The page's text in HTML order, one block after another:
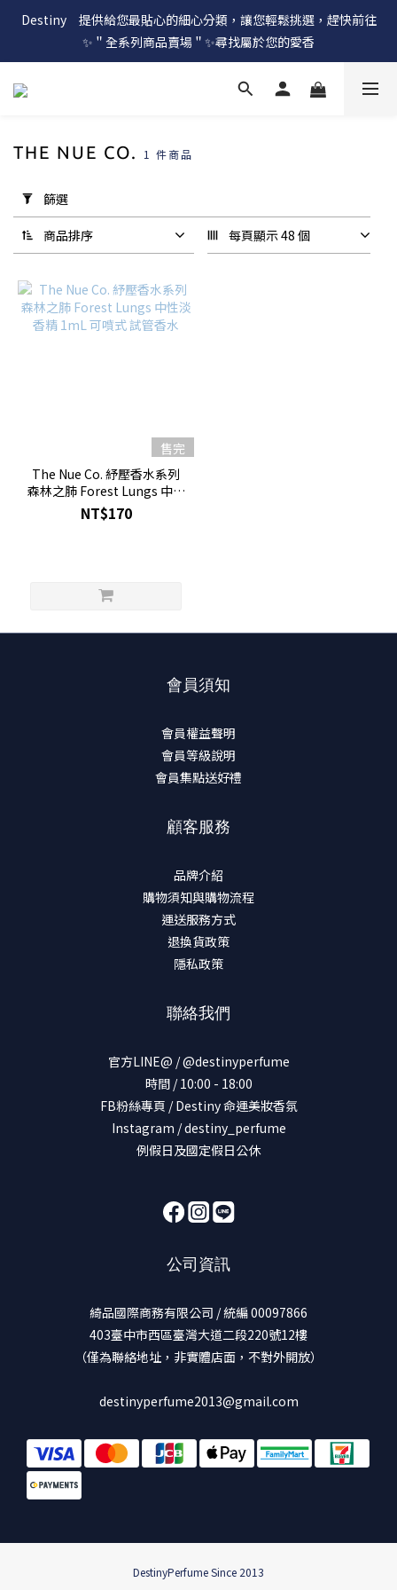
Destiny　提供給您最貼心的細心分類，讓您輕鬆挑選，趕快前往
✨＂全系列商品賣場＂✨尋找屬於您的愛香
用
篩
選
(0/20)
價格
(NT$)
THE NUE CO. 1 件商品
篩選
商品排序 每頁顯示 48 個
售完
The Nue Co. 紓壓香水系列
森林之肺 Forest Lungs 中性
淡香精 1mL 可噴式 試管香水
NT$170
會員須知
會員權益聲明
會員等級說明
會員集點送好禮
顧客服務
品牌介紹
購物須知與購物流程
運送服務方式
退換貨政策
隱私政策
聯絡我們
官方LINE@ / @destinyperfume
時間 / 10:00 - 18:00
FB粉絲專頁 / Destiny 命運美妝香氛
Instagram / destiny_perfume
例假日及國定假日公休
公司資訊
綺品國際商務有限公司 / 統編 00097866
403臺中市西區臺灣大道二段220號12樓
（僅為聯絡地址，非實體店面，不對外開放）
destinyperfume2013@gmail.com
DestinyPerfume Since 2013